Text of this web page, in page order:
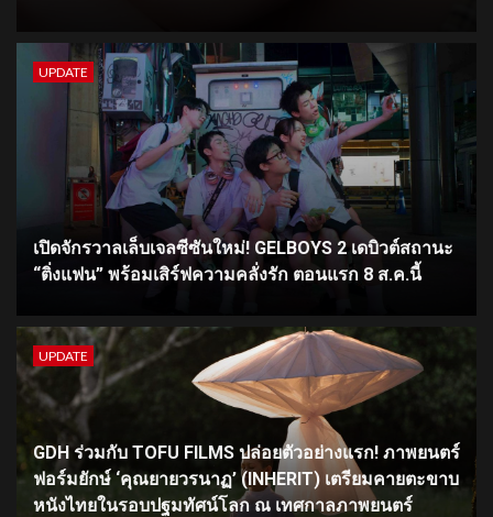
UPDATE
เปิดจักรวาลเล็บเจลซีซันใหม่! GELBOYS 2 เดบิวต์สถานะ
“ติ่งแฟน” พร้อมเสิร์ฟความคลั่งรัก ตอนแรก 8 ส.ค.นี้
UPDATE
GDH ร่วมกับ TOFU FILMS ปล่อยตัวอย่างแรก! ภาพยนตร์
ฟอร์มยักษ์ ‘คุณยายวรนาฏ’ (INHERIT) เตรียมคายตะขาบ
หนังไทยในรอบปฐมทัศน์โลก ณ เทศกาลภาพยนตร์